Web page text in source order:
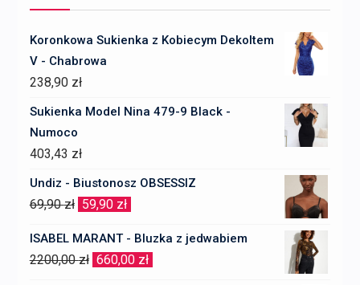
Koronkowa Sukienka z Kobiecym Dekoltem
V - Chabrowa
238,90 zł
Sukienka Model Nina 479-9 Black -
Numoco
403,43 zł
Undiz - Biustonosz OBSESSIZ
69,90zł Pierwotna
69,90 zł.
59,90 zł
59,90 zł.
ISABEL MARANT - Bluzka z jedwabiem
2200,00zł Pierwotna
660,00 zł